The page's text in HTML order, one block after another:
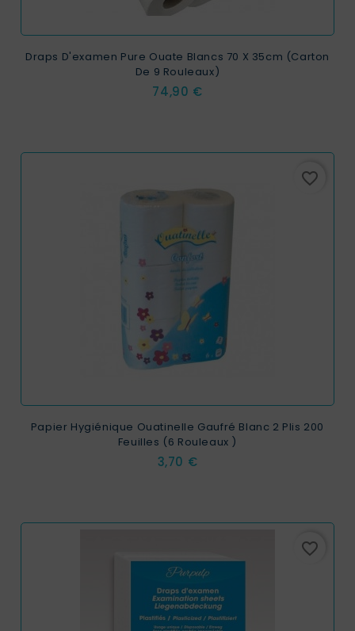
Draps D'examen Pure Ouate Blancs 70 X 35cm (carton
De 9 Rouleaux)
Prix
74,90 €
favorite_border
Papier Hygiénique Ouatinelle Gaufré Blanc 2 Plis 200
Feuilles (6 Rouleaux )
Prix
3,70 €
favorite_border